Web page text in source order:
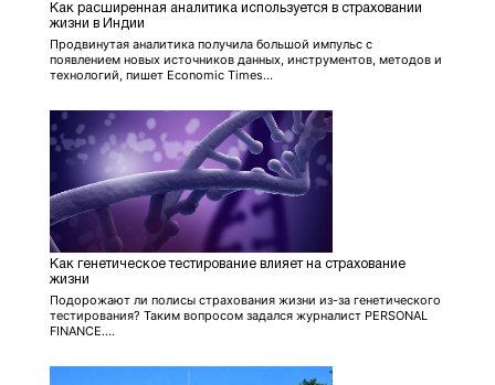
Как расширенная аналитика используется в страховании
жизни в Индии
Продвинутая аналитика получила большой импульс с
появлением новых источников данных, инструментов, методов и
технологий, пишет Economic Times...
Как генетическое тестирование влияет на страхование
жизни
Подорожают ли полисы страхования жизни из-за генетического
тестирования? Таким вопросом задался журналист PERSONAL
FINANCE....